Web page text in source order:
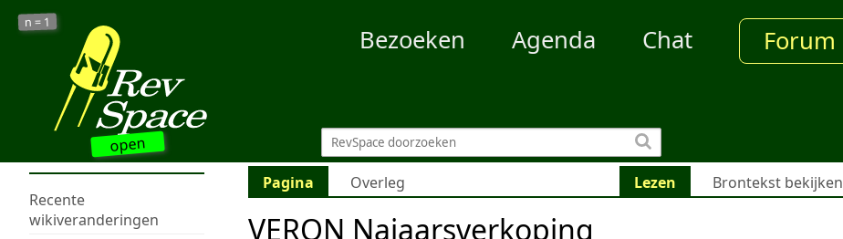
open
n = 1
Bezoeken Agenda Chat Forum
Recente
wikiveranderingen
Pagina Overleg Lezen Brontekst bekijken
VERON Najaarsverkoping